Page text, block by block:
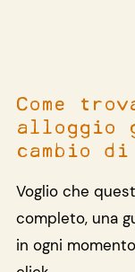
Come
alloggio
cambio
Voglio che
completo, una
in ogni